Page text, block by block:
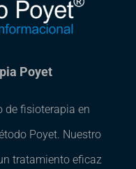
Poyet
de fisioterapia en
Poyet. Nuestro
tratamiento eficaz